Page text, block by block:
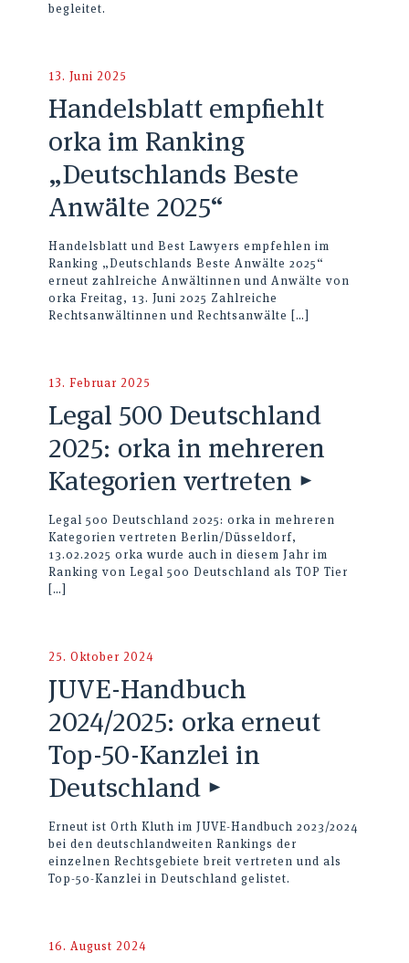
begleitet.
13. Juni 2025
Handelsblatt empfiehlt
orka im Ranking
„Deutschlands Beste
Anwälte 2025“
Handelsblatt und Best Lawyers empfehlen im
Ranking „Deutschlands Beste Anwälte 2025“
erneut zahlreiche Anwältinnen und Anwälte von
orka Freitag, 13. Juni 2025 Zahlreiche
Rechtsanwältinnen und Rechtsanwälte […]
13. Februar 2025
Legal 500 Deutschland
2025: orka in mehreren
Kategorien vertreten ▸
Legal 500 Deutschland 2025: orka in mehreren
Kategorien vertreten Berlin/Düsseldorf,
13.02.2025 orka wurde auch in diesem Jahr im
Ranking von Legal 500 Deutschland als TOP Tier
[…]
25. Oktober 2024
JUVE-Handbuch
2024/2025: orka erneut
Top-50-Kanzlei in
Deutschland ▸
Erneut ist Orth Kluth im JUVE-Handbuch 2023/2024
bei den deutschlandweiten Rankings der
einzelnen Rechtsgebiete breit vertreten und als
Top-50-Kanzlei in Deutschland gelistet.
16. August 2024